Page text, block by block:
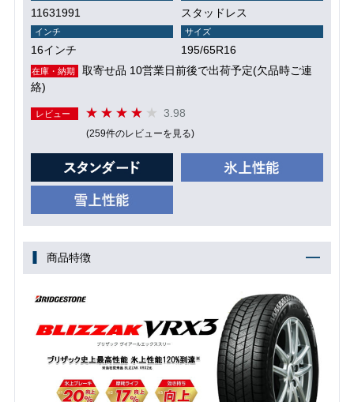
11631991 スタッドレス
インチ
16インチ
サイズ
195/65R16
在庫・納期
取寄せ品 10営業日前後で出荷予定(欠品時ご連
絡)
レビュー 3.98
(259件のレビューを見る)
商品特徴